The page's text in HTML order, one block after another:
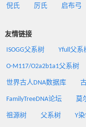
倪氏 厉氏 启布弓
友情链接
ISOGG父系树 Yfull父系
O-M117/O2a2b1a1父系树
世界古人DNA数据库
FamilyTreeDNA论坛 莫
祖源树 父系树 Y